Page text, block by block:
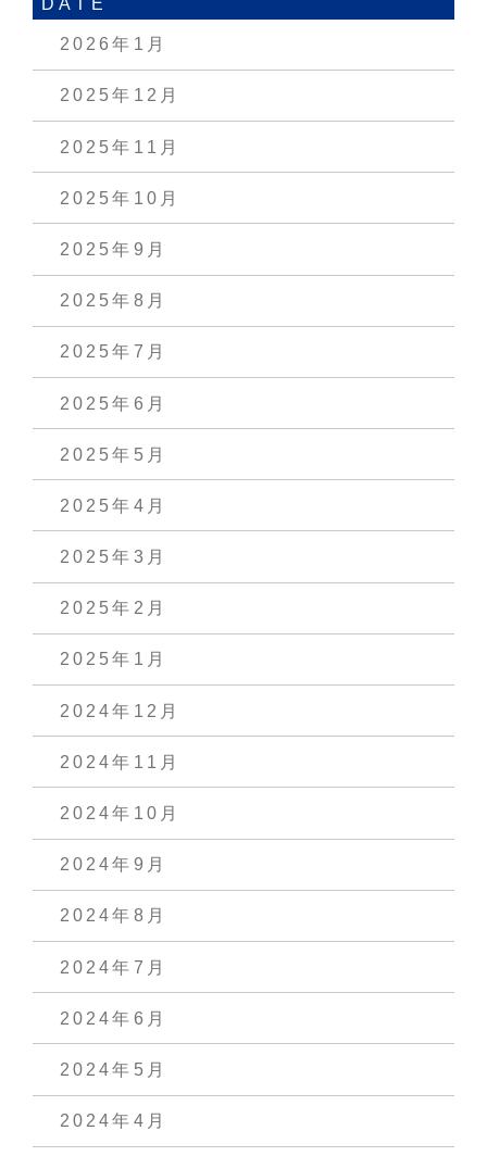
2026年1月
2025年12月
2025年11月
2025年10月
2025年9月
2025年8月
2025年7月
2025年6月
2025年5月
2025年4月
2025年3月
2025年2月
2025年1月
2024年12月
2024年11月
2024年10月
2024年9月
2024年8月
2024年7月
2024年6月
2024年5月
2024年4月